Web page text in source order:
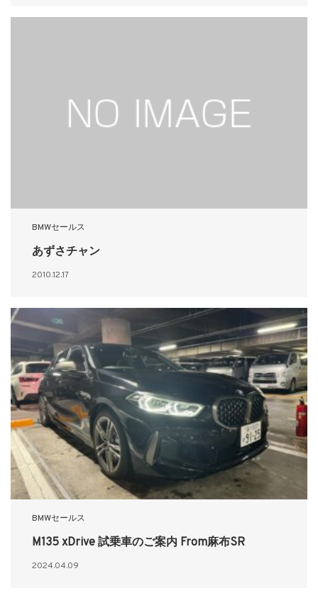
BMWセールス
あずさチャン
2010.12.17
BMWセールス
M135 xDrive 試乗車のご案内 From麻布SR
2024.04.09